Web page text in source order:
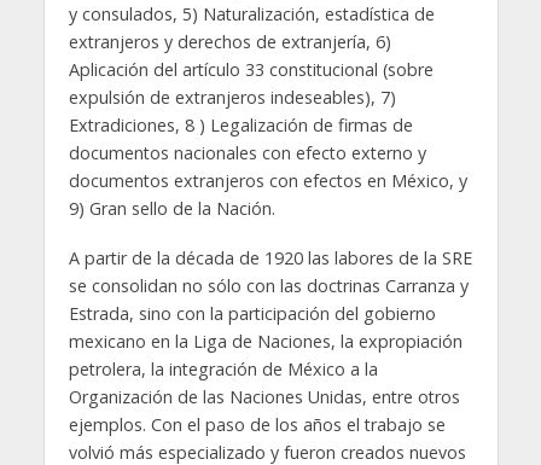
y consulados, 5) Naturalización, estadística de
extranjeros y derechos de extranjería, 6)
Aplicación del artículo 33 constitucional (sobre
expulsión de extranjeros indeseables), 7)
Extradiciones, 8 ) Legalización de firmas de
documentos nacionales con efecto externo y
documentos extranjeros con efectos en México, y
9) Gran sello de la Nación.
A partir de la década de 1920 las labores de la SRE
se consolidan no sólo con las doctrinas Carranza y
Estrada, sino con la participación del gobierno
mexicano en la Liga de Naciones, la expropiación
petrolera, la integración de México a la
Organización de las Naciones Unidas, entre otros
ejemplos. Con el paso de los años el trabajo se
volvió más especializado y fueron creados nuevos